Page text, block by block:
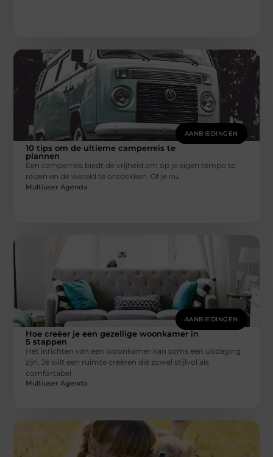
AANBIEDINGEN
10 tips om de ultieme camperreis te
plannen
Een camperreis biedt de vrijheid om op je eigen tempo te
reizen en de wereld te ontdekken. Of je nu
Multiuser Agenda
AANBIEDINGEN
Hoe creëer je een gezellige woonkamer in
5 stappen
Het inrichten van een woonkamer kan soms een uitdaging
zijn. Je wilt een ruimte creëren die zowel stijlvol als
comfortabel
Multiuser Agenda